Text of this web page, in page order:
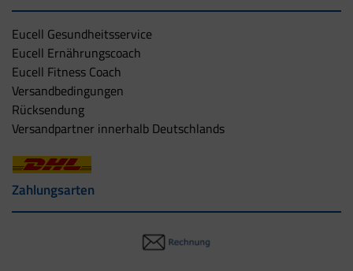
Eucell Gesundheitsservice
Eucell Ernährungscoach
Eucell Fitness Coach
Versandbedingungen
Rücksendung
Versandpartner innerhalb Deutschlands
Zahlungsarten